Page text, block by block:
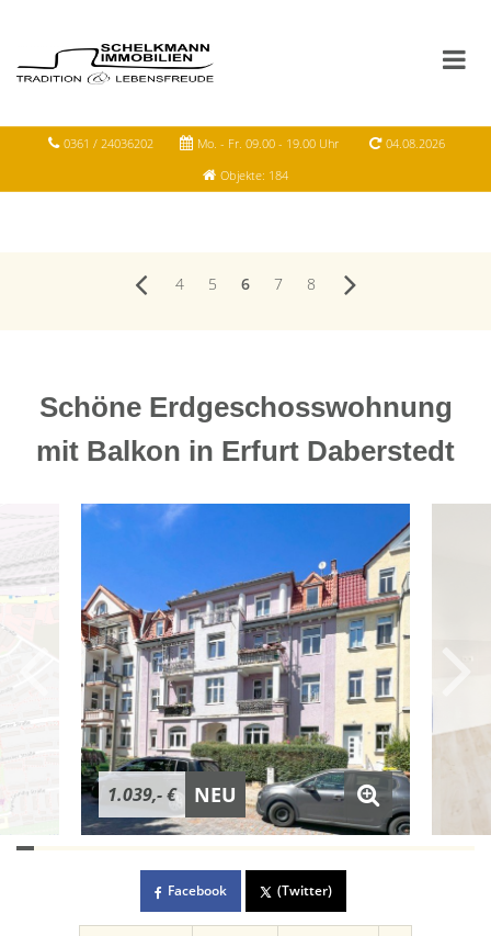
0361 / 24036202 Mo. - Fr. 09.00 - 19.00 Uhr
04.08.2026
Objekte: 184
4 5 6 7 8
Schöne Erdgeschosswohnung
mit Balkon in Erfurt Daberstedt
1.039,- € NEU
Facebook (Twitter)